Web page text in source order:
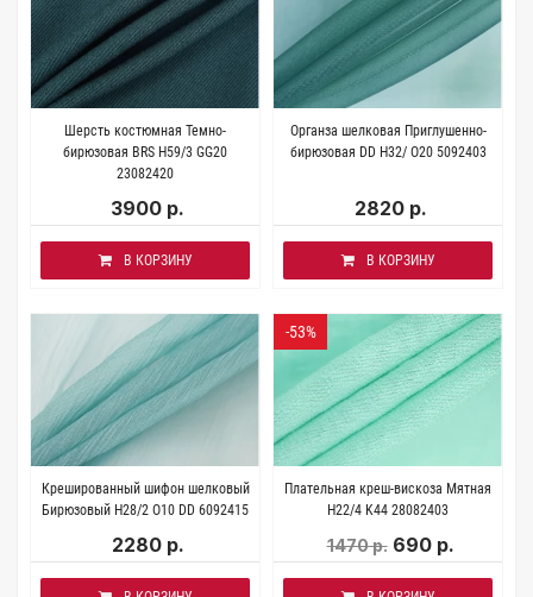
Шерсть костюмная Темно-
бирюзовая BRS H59/3 GG20
23082420
3900 р.
В КОРЗИНУ
Органза шелковая Приглушенно-
бирюзовая DD H32/ O20 5092403
2820 р.
В КОРЗИНУ
Крешированный шифон шелковый
Бирюзовый H28/2 О10 DD 6092415
2280 р.
-53%
Плательная креш-вискоза Мятная
H22/4 K44 28082403
1470 р. 690 р.